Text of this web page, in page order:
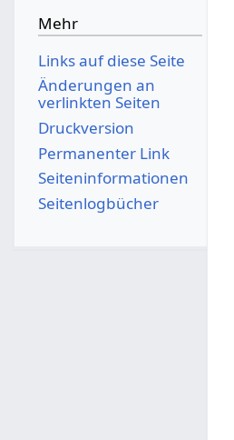
Mehr
Links auf diese Seite
Änderungen an
verlinkten Seiten
Druckversion
Permanenter Link
Seiten­­informationen
Seitenlogbücher